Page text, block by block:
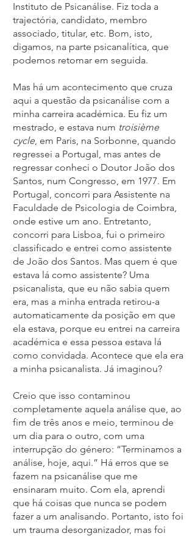
Instituto de Psicanálise. Fiz toda a
trajectória, candidato, membro
associado, titular, etc. Bom, isto,
digamos, na parte psicanalítica, que
podemos retomar em seguida.
Mas há um acontecimento que cruza
aqui a questão da psicanálise com a
minha carreira académica. Eu fiz um
mestrado, e estava num troisième
cycle, em Paris, na Sorbonne, quando
regressei a Portugal, mas antes de
regressar conheci o Doutor João dos
Santos, num Congresso, em 1977. Em
Portugal, concorri para Assistente na
Faculdade de Psicologia de Coimbra,
onde estive um ano. Entretanto,
concorri para Lisboa, fui o primeiro
classificado e entrei como assistente
de João dos Santos. Mas quem é que
estava lá como assistente? Uma
psicanalista, que eu não sabia quem
era, mas a minha entrada retirou-a
automaticamente da posição em que
ela estava, porque eu entrei na carreira
académica e essa pessoa estava lá
como convidada. Acontece que ela era
a minha psicanalista. Já imaginou?
Creio que isso contaminou
completamente aquela análise que, ao
fim de três anos e meio, terminou de
um dia para o outro, com uma
interrupção do género: “Terminamos a
análise, hoje, aqui.” Há erros que se
fazem na psicanálise que me
ensinaram muito. Com ela, aprendi
que há coisas que nunca se podem
fazer a um analisando. Portanto, isto foi
um trauma desorganizador, mas foi